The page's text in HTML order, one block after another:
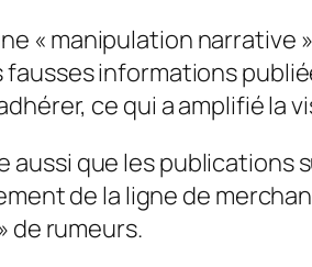
« manipulation
fausses informations
ce qui a amplifié la
aussi que les
de la ligne de
de rumeurs.